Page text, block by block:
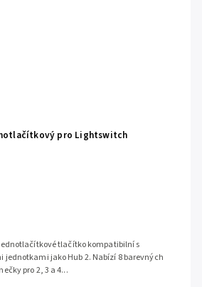
pro Lightswitch
tlačítko kompatibilní s
jako Hub 2. Nabízí 8 barevných
pro 2, 3 a 4...